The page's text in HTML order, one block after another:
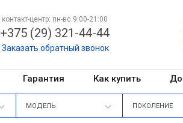
контакт-центр: пн-вс 9:00-21:00
+375 (29) 321-44-44
Заказать обратный звонок
Гарантия Как купить
МОДЕЛЬ ПОКОЛЕНИЕ